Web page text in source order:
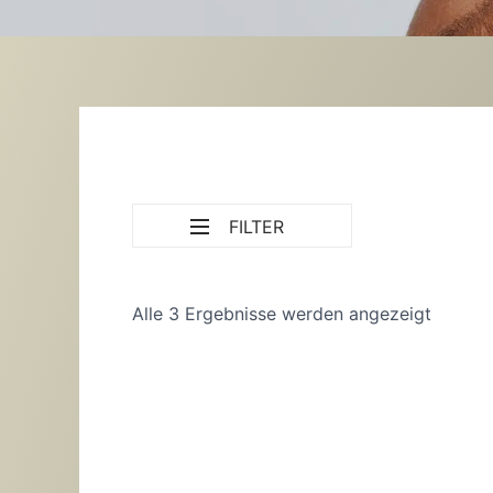
FILTER
Alle 3 Ergebnisse werden angezeigt